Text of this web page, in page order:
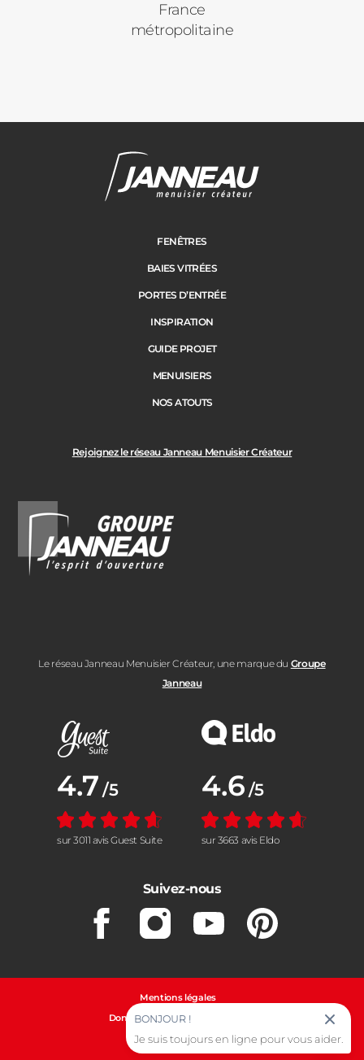
France
métropolitaine
Rejoignez le réseau Janneau Menuisier Créateur
Le réseau Janneau Menuisier Créateur, une marque du Groupe
Janneau
FENÊTRES
BAIES VITRÉES
PORTES D’ENTRÉE
INSPIRATION
GUIDE PROJET
MENUISIERS
NOS ATOUTS
Janneau Menuisier Créateur
Note moyenne :
4.7 /5
sur 3011 avis Guest Suite
Note moyenne :
4.6 /5
sur 3663 avis Eldo
Suivez-nous
FacebookInstagramYoutubePinterest
Mentions légales
Données personnelles et cookies
Gestion des cookies
BONJOUR !
Je suis toujours en ligne pour vous aider.